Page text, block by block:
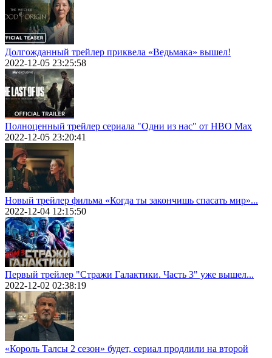
Долгожданный трейлер приквела «Ведьмака» вышел!
2022-12-05 23:25:58
Полноценный трейлер сериала "Одни из нас" от HBO Max
2022-12-05 23:20:41
Новый трейлер фильма «Когда ты закончишь спасать мир»...
2022-12-04 12:15:50
Первый трейлер "Стражи Галактики. Часть 3" уже вышел...
2022-12-02 02:38:19
«Король Талсы 2 сезон» будет, сериал продлили на второй